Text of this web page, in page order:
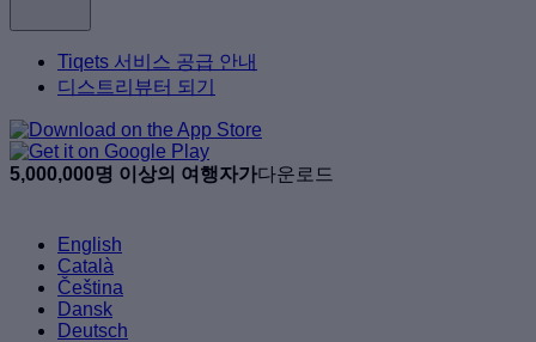
Tiqets 서비스 공급 안내
디스트리뷰터 되기
5,000,000명 이상의 여행자가다운로드
English
Català
Čeština
Dansk
Deutsch